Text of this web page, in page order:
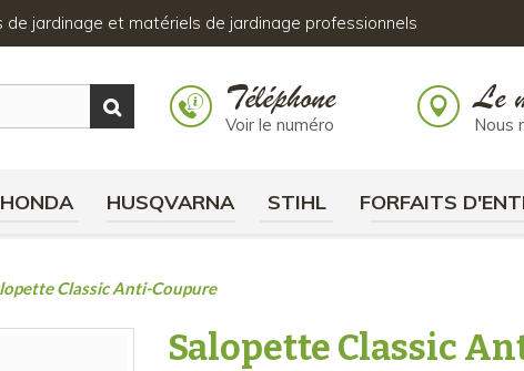
de jardinage et matériels de jardinage professionnels
Téléphone
Voir le numéro
Le
Nous
HONDA HUSQVARNA STIHL FORFAITS
Classic Anti-Coupure
Salopette Classic